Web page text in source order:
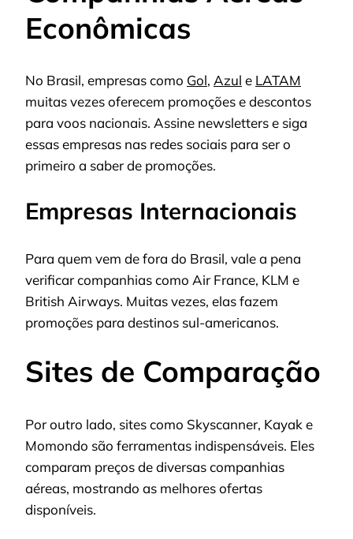
Econômicas
No Brasil, empresas como Gol, Azul e LATAM
muitas vezes oferecem promoções e descontos
para voos nacionais. Assine newsletters e siga
essas empresas nas redes sociais para ser o
primeiro a saber de promoções.
Empresas Internacionais
Para quem vem de fora do Brasil, vale a pena
verificar companhias como Air France, KLM e
British Airways. Muitas vezes, elas fazem
promoções para destinos sul-americanos.
Sites de Comparação
Por outro lado, sites como Skyscanner, Kayak e
Momondo são ferramentas indispensáveis. Eles
comparam preços de diversas companhias
aéreas, mostrando as melhores ofertas
disponíveis.